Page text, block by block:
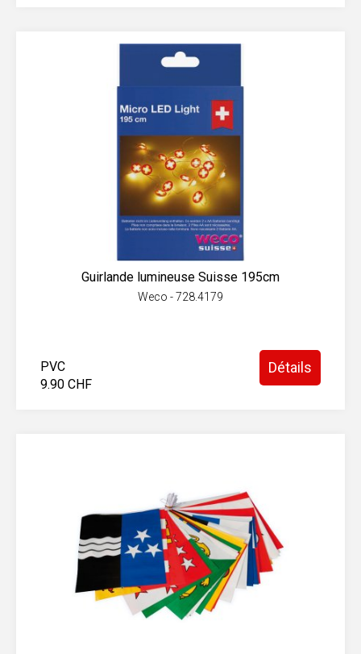
Guirlande lumineuse Suisse 195cm
Weco - 728.4179
PVC
9.90 CHF
Détails